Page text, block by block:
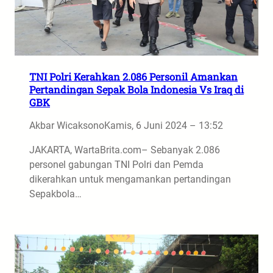
TNI Polri Kerahkan 2.086 Personil Amankan
Pertandingan Sepak Bola Indonesia Vs Iraq di
GBK
Akbar WicaksonoKamis, 6 Juni 2024 – 13:52
JAKARTA, WartaBrita.com– Sebanyak 2.086
personel gabungan TNI Polri dan Pemda
dikerahkan untuk mengamankan pertandingan
Sepakbola…